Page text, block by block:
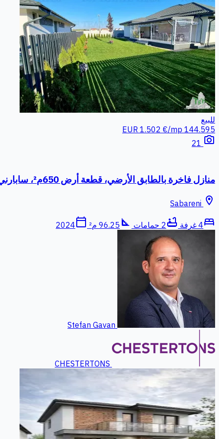
للبيع
144.595 EUR
1.502 €/mp
photo_camera
منازل فاخرة بالطابق الأرضي، قطعة أرض 650م²، سابارني - خطط الدفع
location_on
bed4 غرفة bathtub 2 حمامات square_foot 96.25 م² calendar_today
2024
Stefan Gavan
CHESTERTONS